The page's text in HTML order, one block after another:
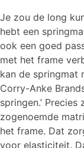
Je zou de long
hebt een
ook een goed
met het frame
kan de springmat
Corry-Anke
springen.’
zogenoemde
het frame. Dat
voor elasticiteit.